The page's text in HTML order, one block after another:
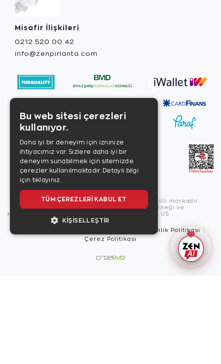
Misafir İlişkileri
0212 520 00 42
info@zenpirlanta.com
Copyright © 2026, Zen Diamond tescilli markadır.
Zen Diamond Birleşmiş Markalar Derneği ve
Turquality Destek Programı üyesidir. US
Güvenlik Politikası
Çerez Politikası
Bu web sitesi çerezleri
kullanıyor.
Daha iyi bir deneyim için izninize
ihtiyacımız var. Sizlere daha iyi bir
deneyim sunabilmek için sitemizde
çerezler kullanılmaktadır. Detaylı bilgi
için tıklayınız.
TÜM ÇEREZLERI KABUL ET
KIŞISELLEŞTIR